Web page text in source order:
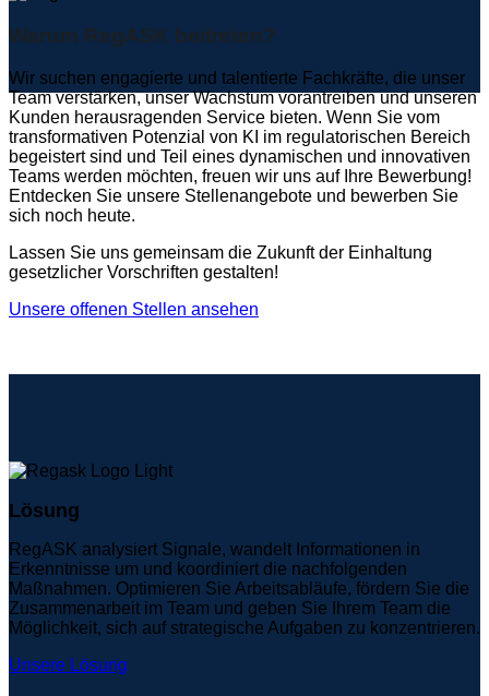
Warum RegASK beitreten?
Wir suchen engagierte und talentierte Fachkräfte, die unser
Team verstärken, unser Wachstum vorantreiben und unseren
Kunden herausragenden Service bieten. Wenn Sie vom
transformativen Potenzial von KI im regulatorischen Bereich
begeistert sind und Teil eines dynamischen und innovativen
Teams werden möchten, freuen wir uns auf Ihre Bewerbung!
Entdecken Sie unsere Stellenangebote und bewerben Sie
sich noch heute.
Lassen Sie uns gemeinsam die Zukunft der Einhaltung
gesetzlicher Vorschriften gestalten!
Unsere offenen Stellen ansehen
Lösung
RegASK analysiert Signale, wandelt Informationen in
Erkenntnisse um und koordiniert die nachfolgenden
Maßnahmen. Optimieren Sie Arbeitsabläufe, fördern Sie die
Zusammenarbeit im Team und geben Sie Ihrem Team die
Möglichkeit, sich auf strategische Aufgaben zu konzentrieren.
Unsere Lösung